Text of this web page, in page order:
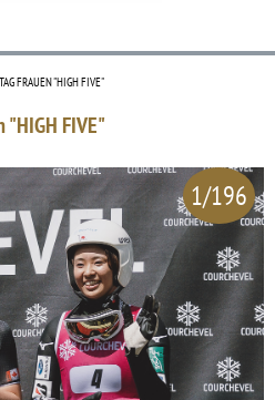
FRAUEN "HIGH FIVE"
"HIGH FIVE"
1/196